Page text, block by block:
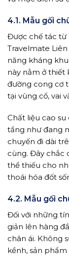
4.1. Mẫu gối
Được chế tác từ
Travelmate
năng kháng
này nằm ở thiết
đường cong cơ
tại vùng cổ, vai
Chất liệu cao
tầng như đang
chuyến đi dài
cùng. Đây chắc
thể thiếu cho
thoái hóa đốt
4.2. Mẫu gối
Đối với những
giản lên hàng
chân ái. Không
kềnh, sản